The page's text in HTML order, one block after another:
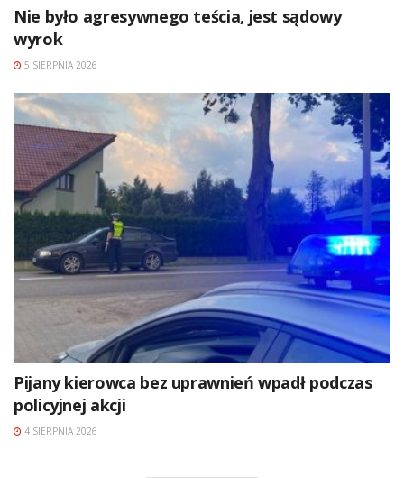
Nie było agresywnego teścia, jest sądowy
wyrok
5 SIERPNIA 2026
Pijany kierowca bez uprawnień wpadł podczas
policyjnej akcji
4 SIERPNIA 2026